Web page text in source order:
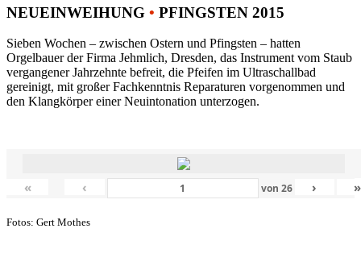
NEUEINWEIHUNG • PFINGSTEN 2015
Sieben Wochen – zwischen Ostern und Pfingsten – hatten
Orgelbauer der Firma Jehmlich, Dresden, das Instrument vom Staub
vergangener Jahrzehnte befreit, die Pfeifen im Ultraschallbad
gereinigt, mit großer Fachkenntnis Reparaturen vorgenommen und
den Klangkörper einer Neuintonation unterzogen.
« ‹ von 26 › »
Fotos: Gert Mothes